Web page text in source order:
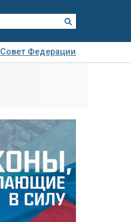
Совет Федерации